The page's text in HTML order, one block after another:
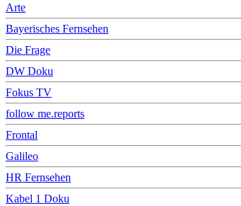
Arte
Bayerisches Fernsehen
Die Frage
DW Doku
Fokus TV
follow me.reports
Frontal
Galileo
HR Fernsehen
Kabel 1 Doku